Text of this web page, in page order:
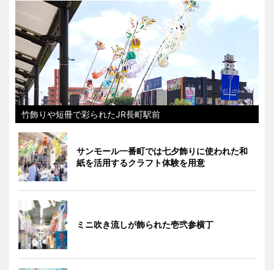
竹飾りや短冊で彩られたJR長町駅前
サンモール一番町では七夕飾りに使われた和
紙を活用するクラフト体験を用意
ミニ吹き流しが飾られた壱弐参横丁